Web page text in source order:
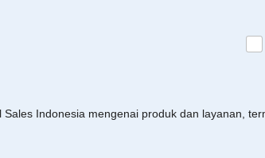
Indonesia mengenai produk dan layanan,